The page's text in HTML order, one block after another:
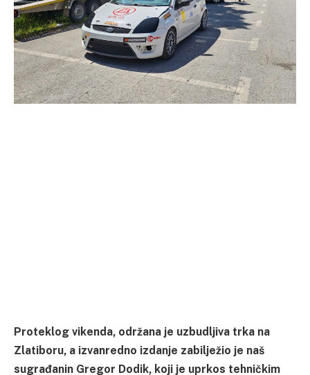
Proteklog vikenda, održana je uzbudljiva trka na
Zlatiboru, a izvanredno izdanje zabilježio je naš
sugrađanin Gregor Dodik, koji je uprkos tehničkim